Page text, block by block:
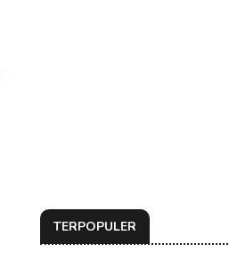
TERPOPULER